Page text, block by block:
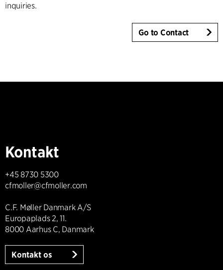
inquiries.
Go to Contact
Kontakt
+45 8730 5300
cfmoller@cfmoller.com
C.F. Møller Danmark A/S
Europaplads 2, 11.
8000 Aarhus C, Danmark
Kontakt os